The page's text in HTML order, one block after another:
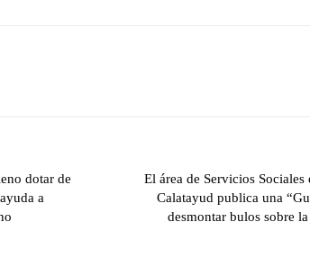
dotar de
a
El área de Servicios
Calatayud publica una
desmontar bulos sobre